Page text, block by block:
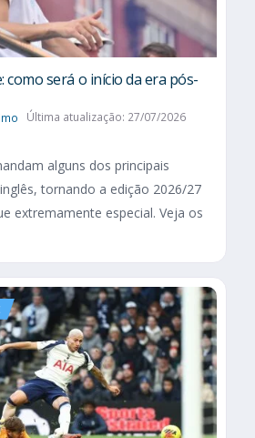
como será o início da era pós-
Última atualização: 27/07/2026
alguns dos principais
tornando a edição 2026/27
extremamente especial. Veja os